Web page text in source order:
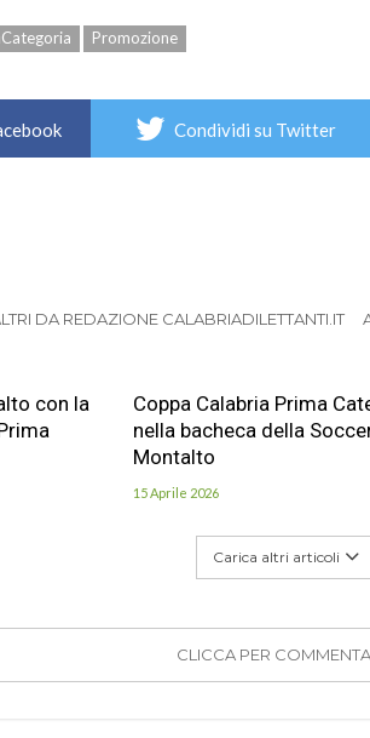
Promozione
Condividi su Twitter
DA REDAZIONE CALABRIADILETTANTI.IT
con la
Coppa Calabria Prima
nella bacheca della
Montalto
15 Aprile 2026
Carica altri articoli
CLICCA PER